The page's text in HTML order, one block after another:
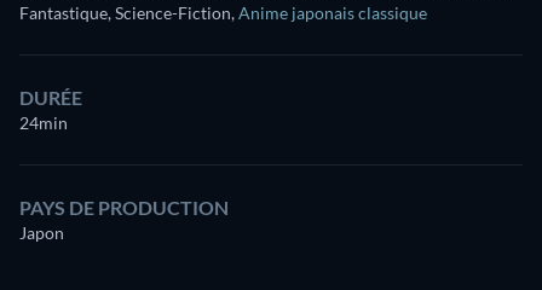
Fantastique, Science-Fiction,Anime japonais classique
DURÉE
24min
PAYS DE PRODUCTION
Japon